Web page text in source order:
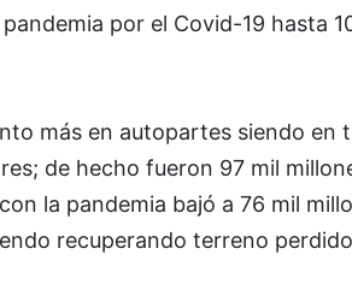
por el Covid-19 hasta
más en autopartes siendo en
de hecho fueron 97 mil
la pandemia bajó a 76 mil
recuperando terreno